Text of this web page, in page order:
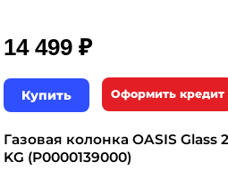
14 499 ₽
Купить Оформить кредит
Газовая колонка OASIS Glass
KG (P0000139000)